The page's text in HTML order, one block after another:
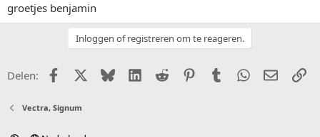
groetjes benjamin
Inloggen of registreren om te reageren.
Delen: FacebookX (Twitter)
BlueskyLinkedIn
Reddit PinterestTumblr WhatsApp
E-mail
Vectra, Signum